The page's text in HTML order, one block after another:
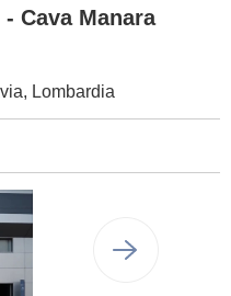
Cava Manara
Lombardia